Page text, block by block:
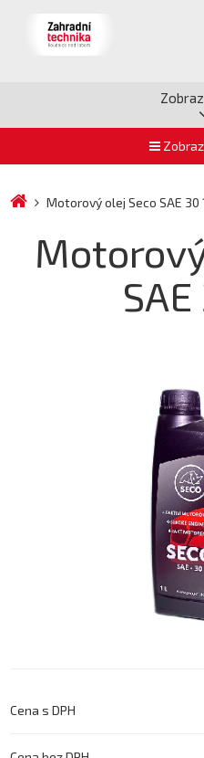
Motorový olej Seco SAE 30
Cena s DPH